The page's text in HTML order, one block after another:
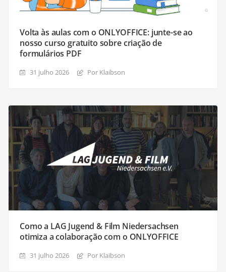
Volta às aulas com o ONLYOFFICE: junte-se ao
nosso curso gratuito sobre criação de
formulários PDF
31 julho 2026 Por Klaibson
Como a LAG Jugend & Film Niedersachsen
otimiza a colaboração com o ONLYOFFICE
31 julho 2026 Por Klaibson